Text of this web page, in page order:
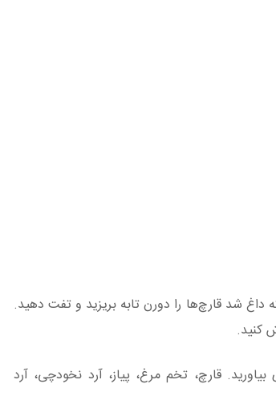
داغ شد قارچ‌ها را دورن تابه بریزید و تفت دهید.
کنید.
قارچ، تخم مرغ، پیاز، آرد نخودچی، آرد